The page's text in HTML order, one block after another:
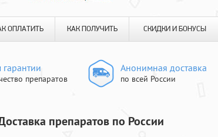
ОПЛАТИТЬ КАК ПОЛУЧИТЬ СКИДКИ И БОНУСЫ
препаратов
Анонимная доставка
по всей России
препаратов по России